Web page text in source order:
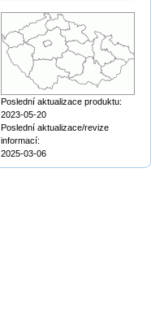
Poslední aktualizace produktu:
2023-05-20
Poslední aktualizace/revize
informací:
2025-03-06